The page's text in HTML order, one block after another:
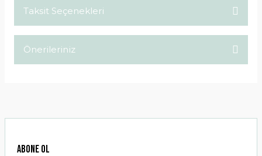
Taksit Seçenekleri
Önerileriniz
Ürün resmi kalitesiz, bozuk veya görüntülenemiyor.
ABONE OL